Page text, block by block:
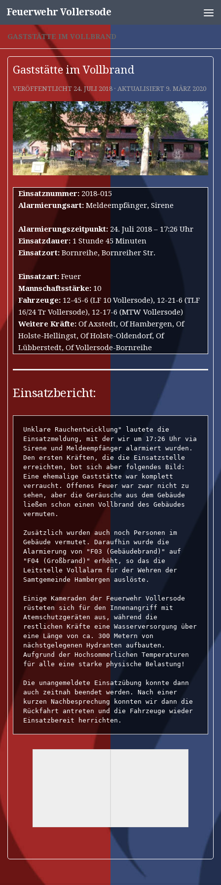
Unter dem Inhalt
Feuerwehr Vollersode
GASTSTÄTTE IM VOLLBRAND
Gaststätte im Vollbrand
VERÖFFENTLICHT 24. JULI 2018 · AKTUALISIERT 9. MÄRZ 2020
Einsatznummer: 2018-015
Alarmierungsart: Meldeempfänger, Sirene
Alarmierungszeitpunkt: 24. Juli 2018 – 17:26 Uhr
Einsatzdauer: 1 Stunde 45 Minuten
Einsatzort: Bornreihe, Bornreiher Str.
Einsatzart: Feuer
Mannschaftsstärke: 10
Fahrzeuge: 12-45-6 (LF 10 Vollersode), 12-21-6 (TLF
16/24 Tr Vollersode), 12-17-6 (MTW Vollersode)
Weitere Kräfte: Of Axstedt, Of Hambergen, Of
Holste-Hellingst, Of Holste-Oldendorf, Of
Lübberstedt, Of Vollersode-Bornreihe
Einsatzbericht:
Unklare Rauchentwicklung" lautete die
Einsatzmeldung, mit der wir um 17:26 Uhr via
Sirene und Meldeempfänger alarmiert wurden.
Den ersten Kräften, die die Einsatzstelle
erreichten, bot sich aber folgendes Bild:
Eine ehemalige Gaststätte war komplett
verraucht. Offenes Feuer war zwar nicht zu
sehen, aber die Geräusche aus dem Gebäude
ließen schon einen Vollbrand des Gebäudes
vermuten.
Zusätzlich wurden auch noch Personen im
Gebäude vermutet. Daraufhin wurde die
Alarmierung von "F03 (Gebäudebrand)" auf
"F04 (Großbrand)" erhöht, so das die
Leitstelle Vollalarm für der Wehren der
Samtgemeinde Hambergen auslöste.
Einige Kameraden der Feuerwehr Vollersode
rüsteten sich für den Innenangriff mit
Atemschutzgeräten aus, während die
restlichen Kräfte eine Wasserversorgung über
eine Länge von ca. 300 Metern von
nächstgelegenen Hydranten aufbauten.
Aufgrund der Hochsommerlichen Temperaturen
für alle eine starke physische Belastung!
Die unangemeldete Einsatzübung konnte dann
auch zeitnah beendet werden. Nach einer
kurzen Nachbesprechung konnten wir dann die
Rückfahrt antreten und die Fahrzeuge wieder
Einsatzbereit herrichten.